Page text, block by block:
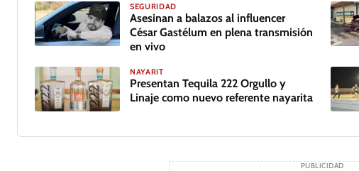
SEGURIDAD
Asesinan a balazos al influencer
César Gastélum en plena transmisión
en vivo
NAYARIT
Presentan Tequila 222 Orgullo y
Linaje como nuevo referente nayarita
PUBLICIDAD